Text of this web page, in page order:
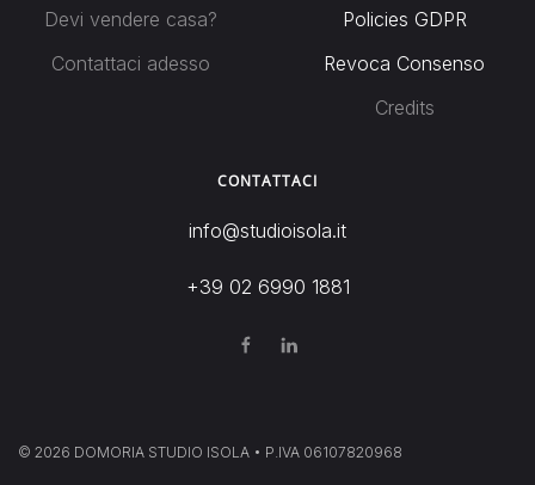
Devi vendere casa?
Contattaci adesso
Policies GDPR
Revoca Consenso
Credits
CONTATTACI
info@studioisola.it
+39 02 6990 1881
© 2026 DOMORIA STUDIO ISOLA • P.IVA 06107820968